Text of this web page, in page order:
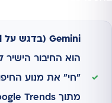
Gemini (בדגש על Advanced):
"חי" את מנוע